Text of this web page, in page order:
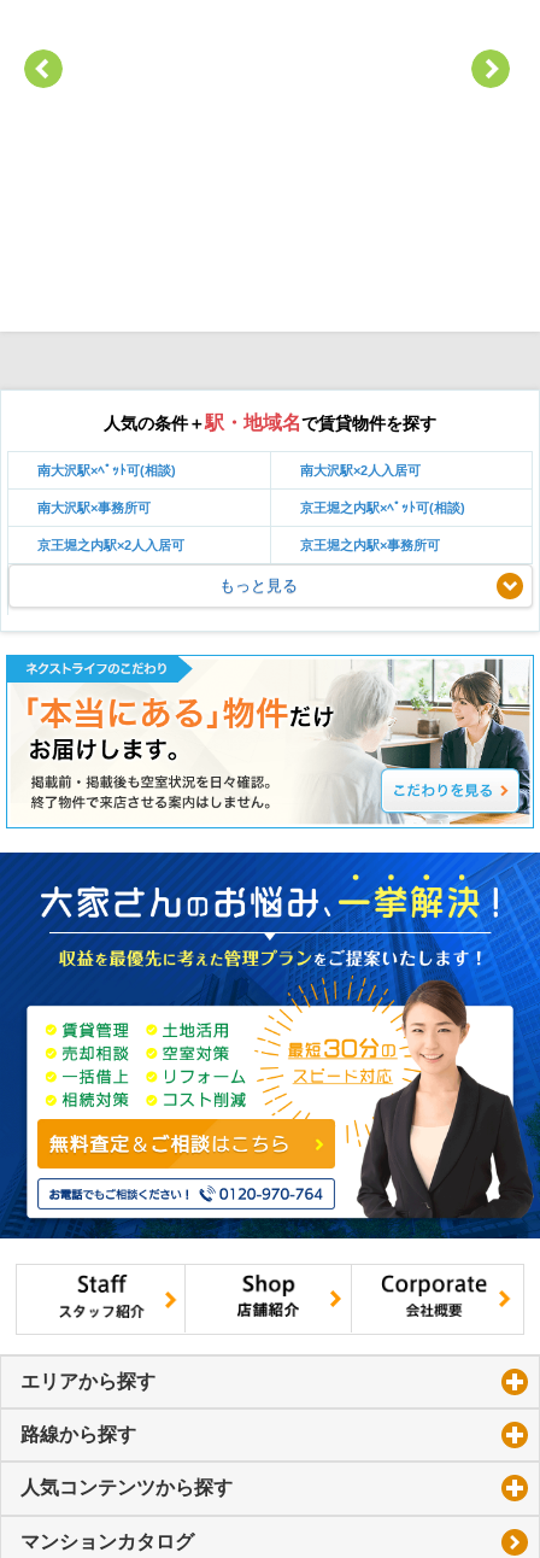
人気の条件＋駅・地域名で賃貸物件を探す
南大沢駅×ﾍﾟｯﾄ可(相談) 南大沢駅×2人入居可
南大沢駅×事務所可 京王堀之内駅×ﾍﾟｯﾄ可(相談)
京王堀之内駅×2人入居可 京王堀之内駅×事務所可
もっと見る
エリアから探す
路線から探す
人気コンテンツから探す
マンションカタログ